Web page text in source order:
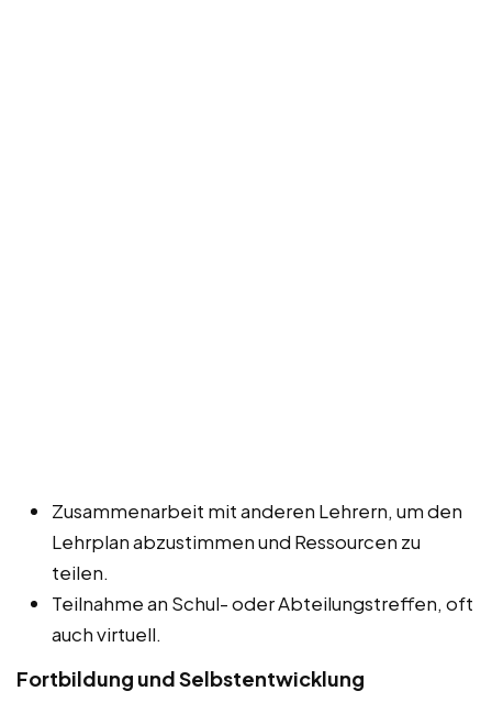
Zusammenarbeit mit anderen Lehrern, um den
Lehrplan abzustimmen und Ressourcen zu
teilen.
Teilnahme an Schul- oder Abteilungstreffen, oft
auch virtuell.
Fortbildung und Selbstentwicklung